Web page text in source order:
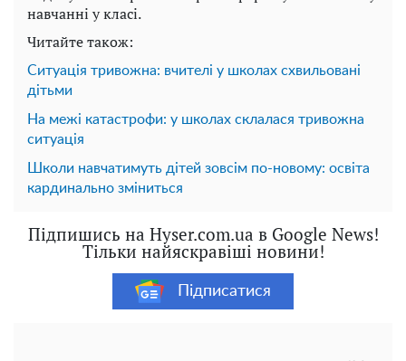
навчанні у класі.
Читайте також:
Ситуація тривожна: вчителі у школах схвильовані
дітьми
На межі катастрофи: у школах склалася тривожна
ситуація
Школи навчатимуть дітей зовсім по-новому: освіта
кардинально зміниться
Підпишись на Hyser.com.ua в Google News!
Тільки найяскравіші новини!
Підписатися